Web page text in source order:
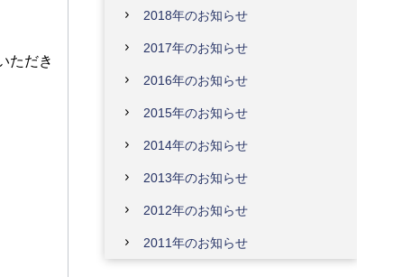
ただき
2018年のお知らせ
2017年のお知らせ
2016年のお知らせ
2015年のお知らせ
2014年のお知らせ
2013年のお知らせ
2012年のお知らせ
2011年のお知らせ